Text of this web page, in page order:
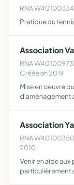
RNA
Pratique du
Association
RNA
Créée en 2019
Mise en oeuvre
d'aménagement
Association
RNA
2010
Venir en aide
particulièrement